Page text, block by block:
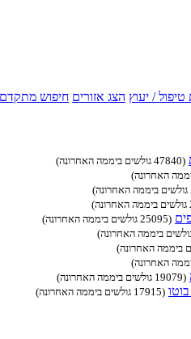
/ יעוץ הצג אזורים חיפוש מתקדם
(47840 גולשים ביממה האחרונה)
(25095 גולשים ביממה האחרונה)
(19079 גולשים ביממה האחרונה)
(17915 גולשים ביממה האחרונה)